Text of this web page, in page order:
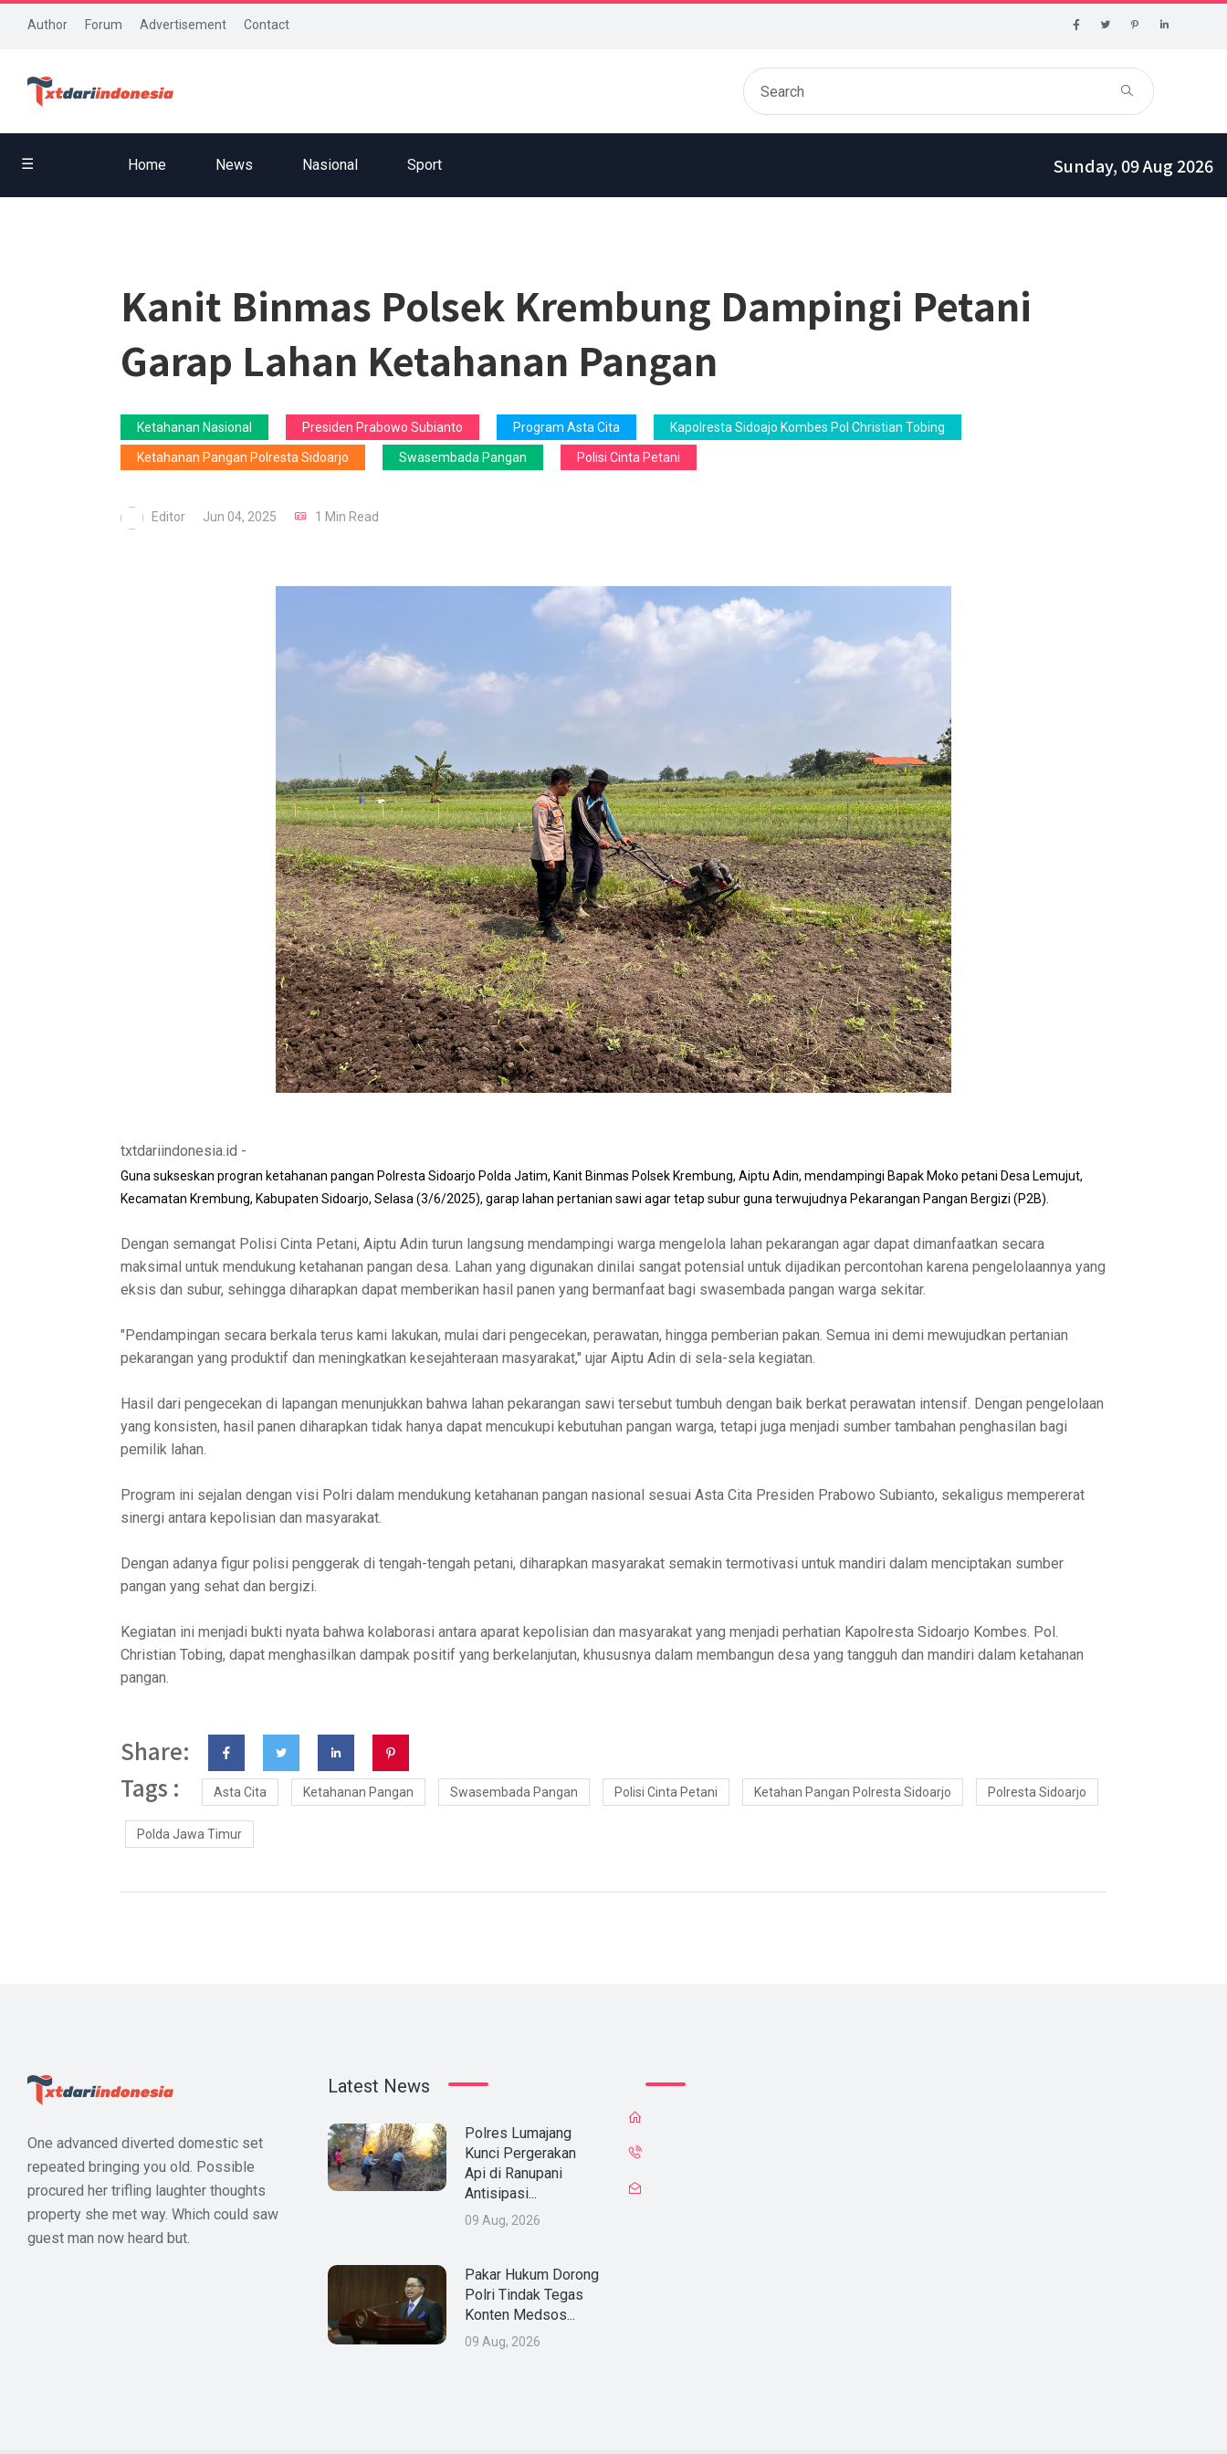
Author Forum Advertisement Contact
☰ Home News Nasional Sport Sunday, 09 Aug 2026
Kanit Binmas Polsek Krembung Dampingi Petani
Garap Lahan Ketahanan Pangan
Ketahanan Nasional Presiden Prabowo Subianto Program Asta Cita Kapolresta Sidoajo Kombes Pol Christian Tobing
Ketahanan Pangan Polresta Sidoarjo Swasembada Pangan Polisi Cinta Petani
Editor Jun 04, 2025 1 Min Read
txtdariindonesia.id -
Guna sukseskan progran ketahanan pangan Polresta Sidoarjo Polda Jatim, Kanit Binmas Polsek Krembung, Aiptu Adin, mendampingi Bapak Moko petani Desa Lemujut,
Kecamatan Krembung, Kabupaten Sidoarjo, Selasa (3/6/2025), garap lahan pertanian sawi agar tetap subur guna terwujudnya Pekarangan Pangan Bergizi (P2B).
Dengan semangat Polisi Cinta Petani, Aiptu Adin turun langsung mendampingi warga mengelola lahan pekarangan agar dapat dimanfaatkan secara
maksimal untuk mendukung ketahanan pangan desa. Lahan yang digunakan dinilai sangat potensial untuk dijadikan percontohan karena pengelolaannya yang
eksis dan subur, sehingga diharapkan dapat memberikan hasil panen yang bermanfaat bagi swasembada pangan warga sekitar.
"Pendampingan secara berkala terus kami lakukan, mulai dari pengecekan, perawatan, hingga pemberian pakan. Semua ini demi mewujudkan pertanian
pekarangan yang produktif dan meningkatkan kesejahteraan masyarakat," ujar Aiptu Adin di sela-sela kegiatan.
Hasil dari pengecekan di lapangan menunjukkan bahwa lahan pekarangan sawi tersebut tumbuh dengan baik berkat perawatan intensif. Dengan pengelolaan
yang konsisten, hasil panen diharapkan tidak hanya dapat mencukupi kebutuhan pangan warga, tetapi juga menjadi sumber tambahan penghasilan bagi
pemilik lahan.
Program ini sejalan dengan visi Polri dalam mendukung ketahanan pangan nasional sesuai Asta Cita Presiden Prabowo Subianto, sekaligus mempererat
sinergi antara kepolisian dan masyarakat.
Dengan adanya figur polisi penggerak di tengah-tengah petani, diharapkan masyarakat semakin termotivasi untuk mandiri dalam menciptakan sumber
pangan yang sehat dan bergizi.
Kegiatan ini menjadi bukti nyata bahwa kolaborasi antara aparat kepolisian dan masyarakat yang menjadi perhatian Kapolresta Sidoarjo Kombes. Pol.
Christian Tobing, dapat menghasilkan dampak positif yang berkelanjutan, khususnya dalam membangun desa yang tangguh dan mandiri dalam ketahanan
pangan.
Share:
Tags :
Asta Cita Ketahanan Pangan Swasembada Pangan Polisi Cinta Petani Ketahan Pangan Polresta Sidoarjo Polresta Sidoarjo
Polda Jawa Timur
One advanced diverted domestic set
repeated bringing you old. Possible
procured her trifling laughter thoughts
property she met way. Which could saw
guest man now heard but.
Latest News
Polres Lumajang
Kunci Pergerakan
Api di Ranupani
Antisipasi...
09 Aug, 2026
Pakar Hukum Dorong
Polri Tindak Tegas
Konten Medsos...
09 Aug, 2026